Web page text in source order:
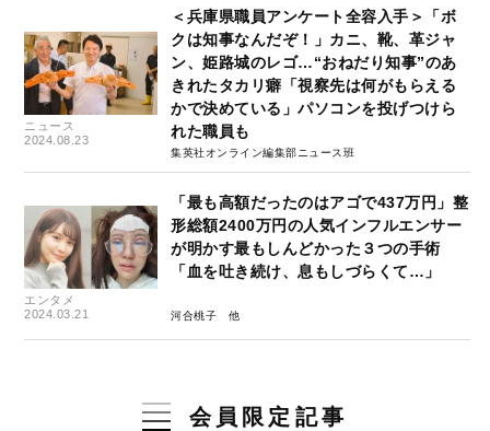
ニュース
2024.08.23
＜兵庫県職員アンケート全容入手＞「ボ
クは知事なんだぞ！」カニ、靴、革ジャ
ン、姫路城のレゴ…“おねだり知事”のあ
きれたタカリ癖「視察先は何がもらえる
かで決めている」パソコンを投げつけら
れた職員も
集英社オンライン編集部ニュース班
エンタメ
2024.03.21
「最も高額だったのはアゴで437万円」整
形総額2400万円の人気インフルエンサー
が明かす最もしんどかった３つの手術
「血を吐き続け、息もしづらくて…」
河合桃子
会員限定記事